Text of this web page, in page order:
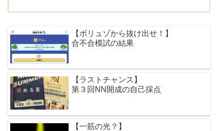
【ボリュゾから抜け出せ！】
合不合模試の結果
【ラストチャンス】
第３回NN開成の自己採点
【一筋の光？】